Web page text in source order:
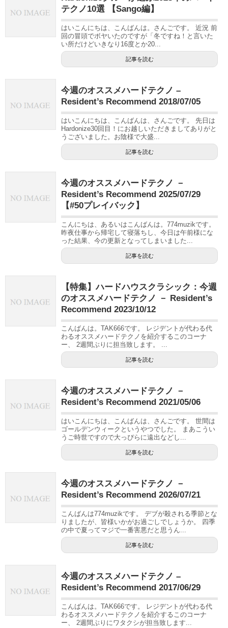
テクノ10選 【Sango編】
はいこんにちは、こんばんは。さんごです。 近況 前
回の冒頭でボヤいたのですが「冬ですね！と言いた
い所だけどいきなり16度とか20...
記事を読む
今週のオススメハードテクノ –
Resident’s Recommend 2018/07/05
はいこんにちは、こんばんは、さんごです。 先日は
Hardonize30回目！にお越しいただきましてありがと
うございました。お陰様で大盛...
記事を読む
今週のオススメハードテクノ －
Resident’s Recommend 2025/07/29
【#50プレイバック】
こんにちは、あるいはこんばんは。774muzikです。
昨夜仕事から帰宅して寝落ちし、今日は午前様にな
った結果、今の更新となってしまいました...
記事を読む
【特集】ハードハウスクラシック：今週
のオススメハードテクノ － Resident’s
Recommend 2023/10/12
こんばんは。TAK666です。 レジデントが代わる代
わるオススメハードテクノを紹介するこのコーナ
ー、 2週間ぶりに担当致します。 ...
記事を読む
今週のオススメハードテクノ －
Resident’s Recommend 2021/05/06
はいこんにちは、こんばんは、さんごです。 世間は
ゴールデンウィークというやつでした。 まあこうい
うご時世ですので大っぴらに遠出などし...
記事を読む
今週のオススメハードテクノ －
Resident’s Recommend 2026/07/21
こんばんは774muzikです。 デブが殺される季節とな
りましたが、皆様いかがお過ごしでしょうか。 四季
の中で夏ってマジで一番害悪だと思うん...
記事を読む
今週のオススメハードテクノ –
Resident’s Recommend 2017/06/29
こんばんは。TAK666です。 レジデントが代わる代
わるオススメハードテクノを紹介するこのコーナ
ー、 2週間ぶりにワタクシが担当致します...